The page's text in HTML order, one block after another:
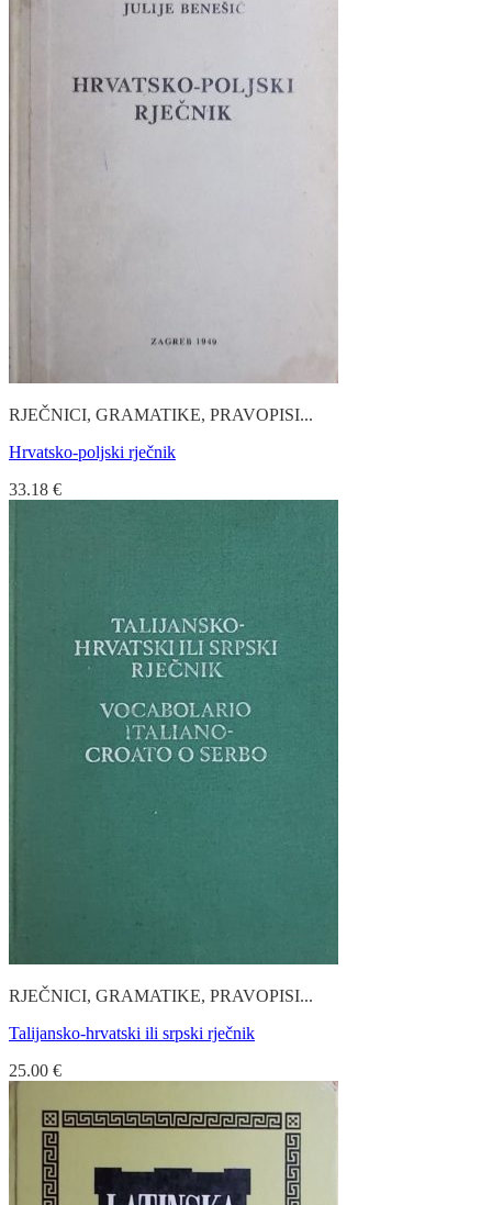
RJEČNICI, GRAMATIKE, PRAVOPISI...
Hrvatsko-poljski rječnik
33.18 €
RJEČNICI, GRAMATIKE, PRAVOPISI...
Talijansko-hrvatski ili srpski rječnik
25.00 €